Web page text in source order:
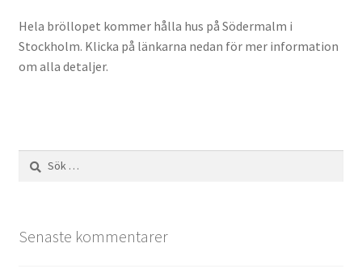
Jessicas & Marcus bröllop
Ett helt fantastiskt bröllop!
Från Photoboothet
Information
Hela bröllopet kommer hålla hus på Södermalm i
Stockholm. Klicka på länkarna nedan för mer information
om alla detaljer.
Sök
efter:
Senaste kommentarer